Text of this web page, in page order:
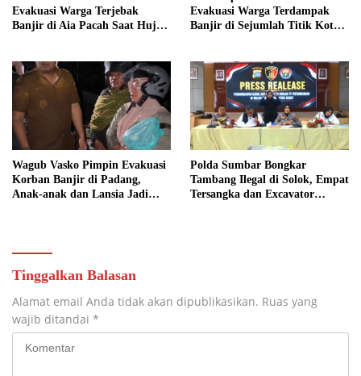
Evakuasi Warga Terjebak
Banjir di Aia Pacah Saat Hujan
Evakuasi Warga Terdampak
Banjir di Sejumlah Titik Kota
Wagub Vasko Pimpin Evakuasi
Korban Banjir di Padang,
Anak-anak dan Lansia Jadi
Polda Sumbar Bongkar
Tambang Ilegal di Solok, Empat
Tersangka dan Excavator
Tinggalkan Balasan
Alamat email Anda tidak akan dipublikasikan. Ruas yang
wajib ditandai *